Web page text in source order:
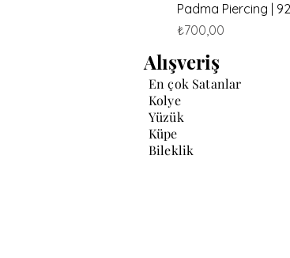
Padma Piercing |
Fiyat
₺700,00
Alışveriş
En çok Satanlar
Kolye
Yüzük
Küpe
Bileklik